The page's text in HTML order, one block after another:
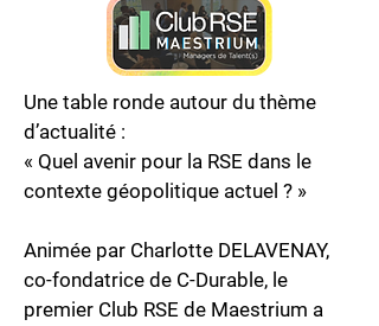
Une table ronde autour du thème
d’actualité :
« Quel avenir pour la RSE dans le
contexte géopolitique actuel ? »​
Animée par Charlotte DELAVENAY,
co-fondatrice de C-Durable, le
premier Club RSE de Maestrium a